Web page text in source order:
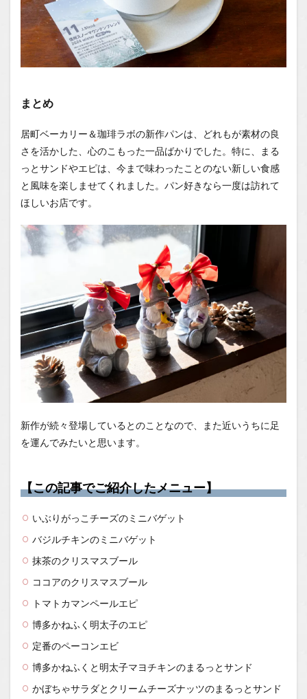
まとめ
居町ベーカリー＆珈琲ラボの新作パンは、どれもが素材の良
さを活かした、心のこもった一品ばかりでした。特に、まる
っとサンドやエピは、今まで味わったことのない新しい食感
と風味を楽しませてくれました。パン好きなら一度は訪れて
ほしいお店です。
新作が続々登場しているとのことなので、また近いうちに足
を運んでみたいと思います。
【この記事でご紹介したメニュー】
いぶりがっこチーズのミニバゲット
バジルチキンのミニバゲット
抹茶のクリスマスブール
ココアのクリスマスブール
トマトカマンペールエピ
博多かねふく明太子のエピ
定番のペーコンエビ
博多かねふくと明太子マヨチキンのまるっとサンド
かぼちゃサラダとクリームチーズナッツのまるっとサンド